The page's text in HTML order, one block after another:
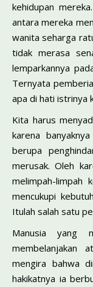
kehidupan
antara mereka
wanita seharga
tidak merasa
lemparkannya
Ternyata
apa di hati istrinya
Kita harus
karena
berupa
merusak. Oleh
melimpah-limpah
mencukupi
Itulah salah satu
Manusia yang
membelanjakan
mengira bahwa
hakikatnya ia